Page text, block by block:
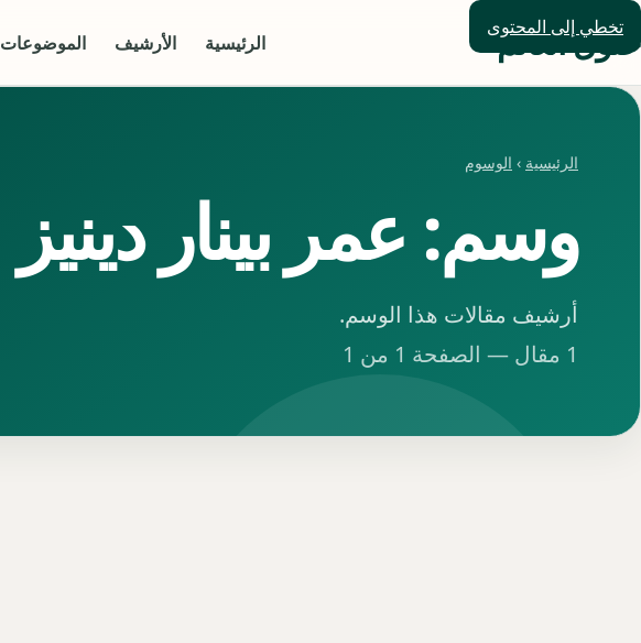
تخطي إلى المحتوى
حلول العالم الرئيسية الأرشيف الموضوعات
الرئيسية › الوسوم
وسم: عمر بينار دينيز
أرشيف مقالات هذا الوسم.
1 مقال — الصفحة 1 من 1